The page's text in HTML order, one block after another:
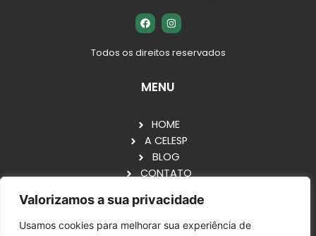
Valorizamos a sua privacidade
Usamos cookies para melhorar sua experiência de
F
a
b
k
I
n
a
a
Todos os direitos reservados
MENU
HOME
A CELESP
BLOG
CONTATO
VOCÊ TAMBÉM GOSTA DE ECONOMIZAR, NÃO É?
ENTÃO FAÇA UM ORÇAMENTO AGORA.GARANTIMOS